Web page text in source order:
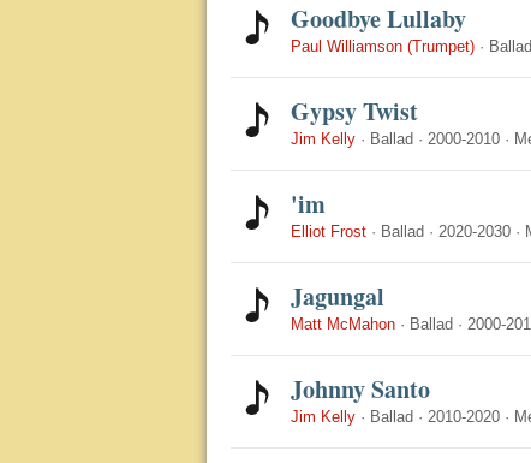
Goodbye Lullaby
Paul Williamson (Trumpet) · Ballad
Gypsy Twist
Jim Kelly · Ballad · 2000-2010 ·
'im
Elliot Frost · Ballad · 2020-2030 ·
Jagungal
Matt McMahon · Ballad · 2000-
Johnny Santo
Jim Kelly · Ballad · 2010-2020 ·